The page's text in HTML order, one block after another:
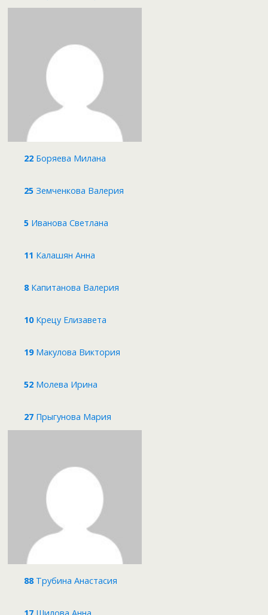
22 Боряева Милана
25 Земченкова Валерия
5 Иванова Светлана
11 Калашян Анна
8Капитанова Валерия
10Крецу Елизавета
19Макулова Виктория
52 Молева Ирина
27 Прыгунова Мария
88Трубина Анастасия